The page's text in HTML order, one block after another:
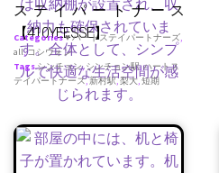
ステイパートナース
【410YEESSE】
Categories♥ ハートステイパートナーズ,
all,コシウォン
Tagsシンチョン,シンチョン駅,ハートス
テイパートナース,新村駅,梨大,短期